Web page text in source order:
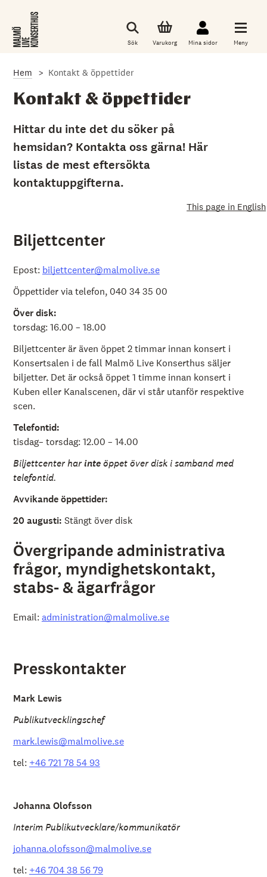
Sök Varukorg Mina sidor Meny
Hem Kontakt & öppettider
Kontakt & öppettider
Hittar du inte det du söker på
hemsidan? Kontakta oss gärna! Här
listas de mest eftersökta
kontaktuppgifterna.
This page in English
Biljettcenter
Epost: biljettcenter@malmolive.se
Öppettider via telefon, 040 34 35 00
Över disk:
torsdag: 16.00 – 18.00
Biljettcenter är även öppet 2 timmar innan konsert i
Konsertsalen i de fall Malmö Live Konserthus säljer
biljetter. Det är också öppet 1 timme innan konsert i
Kuben eller Kanalscenen, där vi står utanför respektive
scen.
Telefontid:
tisdag– torsdag: 12.00 – 14.00
Biljettcenter harinteöppet över disk i samband med
telefontid.
Avvikande öppettider:
20 augusti: Stängt över disk
Övergripande administrativa
frågor, myndighetskontakt,
stabs- & ägarfrågor
Email:administration@malmolive.se
Presskontakter
Mark Lewis
Publikutvecklingschef
mark.lewis@malmolive.se
tel: +46 721 78 54 93
Johanna Olofsson
Interim Publikutvecklare/kommunikatör
johanna.olofsson@malmolive.se
tel: +46 704 38 56 79